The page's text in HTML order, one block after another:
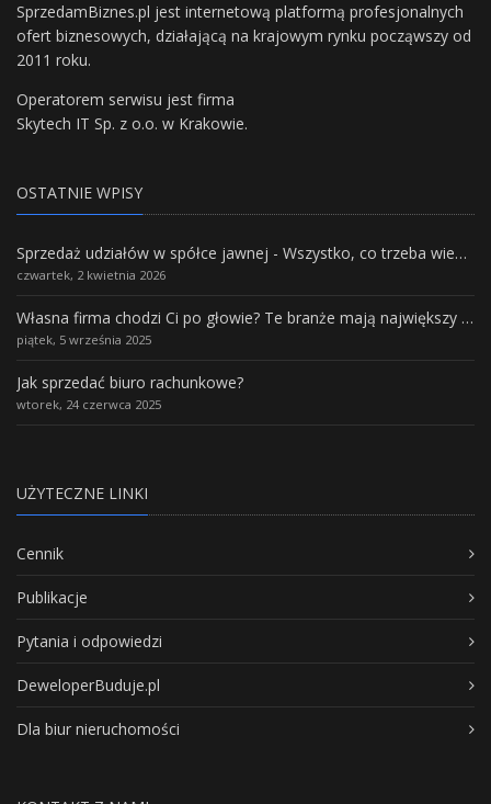
SprzedamBiznes.pl jest internetową platformą profesjonalnych
ofert biznesowych, działającą na krajowym rynku począwszy od
2011 roku.
Operatorem serwisu jest firma
Skytech IT Sp. z o.o. w Krakowie.
OSTATNIE WPISY
Sprzedaż udziałów w spółce jawnej - Wszystko, co trzeba wiedzieć.
czwartek, 2 kwietnia 2026
Własna firma chodzi Ci po głowie? Te branże mają największy potencjał rozwoju
piątek, 5 września 2025
Jak sprzedać biuro rachunkowe?
wtorek, 24 czerwca 2025
UŻYTECZNE LINKI
Cennik
Publikacje
Pytania i odpowiedzi
DeweloperBuduje.pl
Dla biur nieruchomości